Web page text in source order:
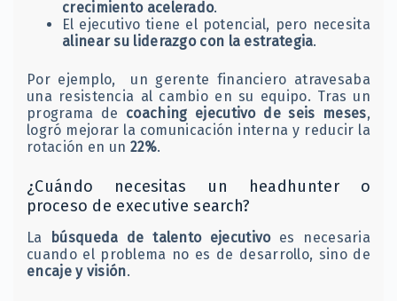
crecimiento acelerado.
El ejecutivo tiene el potencial, pero necesita
alinear su liderazgo con la estrategia.
Por ejemplo, un gerente financiero atravesaba
una resistencia al cambio en su equipo. Tras un
programa de coaching ejecutivo de seis meses,
logró mejorar la comunicación interna y reducir la
rotación en un 22%.
¿Cuándo necesitas un headhunter o
proceso de executive search?
La búsqueda de talento ejecutivoes necesaria
cuando el problema no es de desarrollo, sino de
encaje y visión.